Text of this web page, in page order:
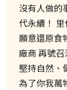
沒有人做的
代永續！
願意還原食
廠商 再號
堅持自然、
為了你我萬